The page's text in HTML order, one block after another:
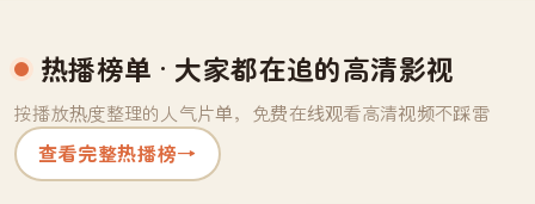
热播榜单 · 大家都在追的高清影视
按播放热度整理的人气片单，免费在线观看高清视频不踩雷
查看完整热播榜→